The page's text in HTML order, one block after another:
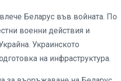
Беларус във войната. По
военни действия и
Украинското
на инфраструктура.